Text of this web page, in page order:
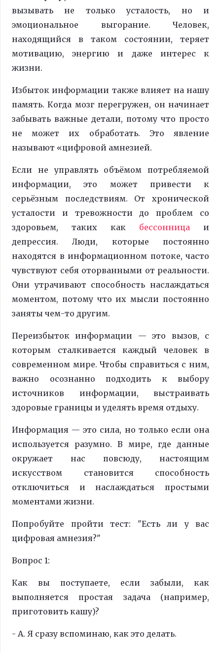
вызывать не только усталость, но и
эмоциональное выгорание. Человек,
находящийся в таком состоянии, теряет
мотивацию, энергию и даже интерес к
жизни.
Избыток информации также влияет на нашу
память. Когда мозг перегружен, он начинает
забывать важные детали, потому что просто
не может их обработать. Это явление
называют «цифровой амнезией.
Если не управлять объёмом потребляемой
информации, это может привести к
серьёзным последствиям. От хронической
усталости и тревожности до проблем со
здоровьем, таких как бессонница и
депрессия. Люди, которые постоянно
находятся в информационном потоке, часто
чувствуют себя оторванными от реальности.
Они утрачивают способность наслаждаться
моментом, потому что их мысли постоянно
заняты чем-то другим.
Переизбыток информации — это вызов, с
которым сталкивается каждый человек в
современном мире. Чтобы справиться с ним,
важно осознанно подходить к выбору
источников информации, выстраивать
здоровые границы и уделять время отдыху.
Информация — это сила, но только если она
используется разумно. В мире, где данные
окружает нас повсюду, настоящим
искусством становится способность
отключиться и наслаждаться простыми
моментами жизни.
Попробуйте пройти тест: "Есть ли у вас
цифровая амнезия?"
Вопрос 1:
Как вы поступаете, если забыли, как
выполняется простая задача (например,
приготовить кашу)?
- A. Я сразу вспоминаю, как это делать.